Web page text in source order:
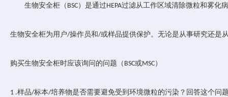
生物安全柜（ BSC）是通过HEPA过滤从工作区域清除微粒和雾化
生物安全柜为用户/操作员和/或样品提供保护。无论是从事研究还是
购买生物安全柜时应该询问的问题（ BSC或MSC）
1 .样品/标本/培养物是否需要避免受到环境微粒的污染？回答这个问